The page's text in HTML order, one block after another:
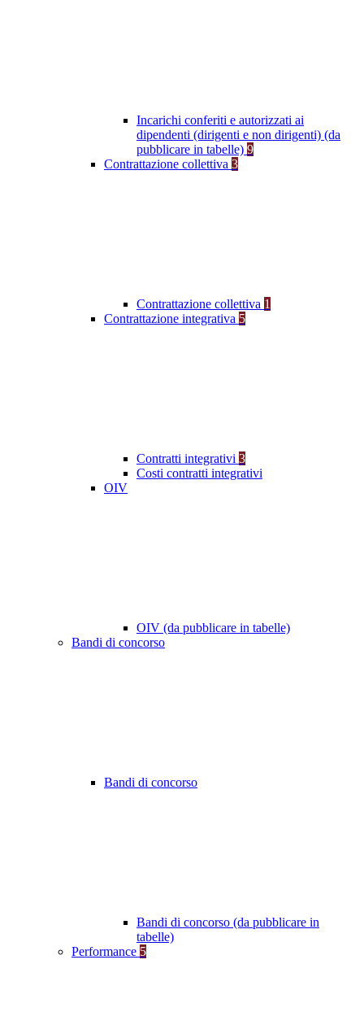
Incarichi conferiti e autorizzati ai
dipendenti (dirigenti e non dirigenti) (da
pubblicare in tabelle) 9
Contrattazione collettiva 3
Contrattazione collettiva 1
Contrattazione integrativa 5
Contratti integrativi 3
Costi contratti integrativi
OIV
OIV (da pubblicare in tabelle)
Bandi di concorso
Bandi di concorso
Bandi di concorso (da pubblicare in
tabelle)
Performance 5